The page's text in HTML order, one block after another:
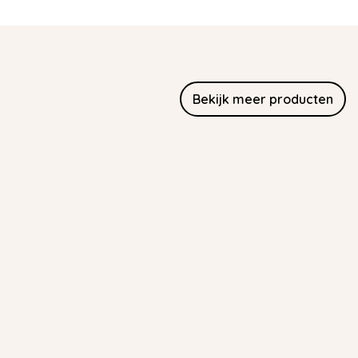
Bekijk meer producten